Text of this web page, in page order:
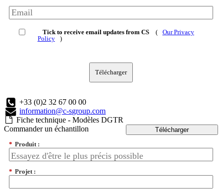
Tick to receive email updates from CS (
Our Privacy
Policy
)
Télécharger
+33 (0)2 32 67 00 00
information@c-sgroup.com
Fiche technique - Modèles DGTR
Télécharger
Commander un échantillon
* Produit :
* Projet :